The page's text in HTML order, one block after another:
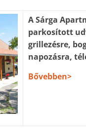
A Sárga
parkosított
grillezésre,
napozásra,
Bővebben>